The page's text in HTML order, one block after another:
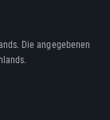
Die angegebenen